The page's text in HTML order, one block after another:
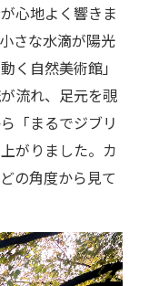
心地よく響きま
さな水滴が陽光
自然美術館」
流れ、足元を覗
「まるでジブリ
がりました。カ
の角度から見て